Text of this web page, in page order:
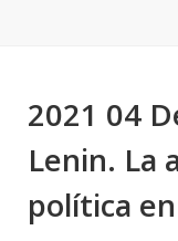
2021 04
Lenin. La
política